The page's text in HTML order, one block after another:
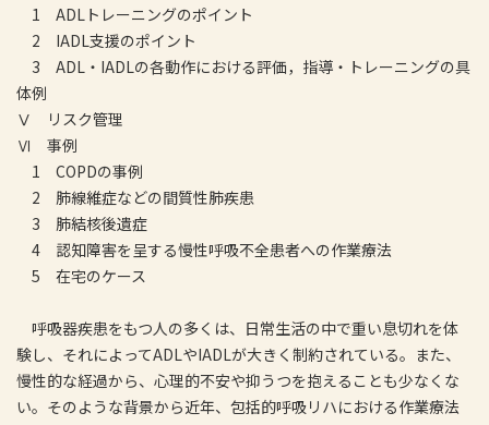
1 ADLトレーニングのポイント
2 IADL支援のポイント
3 ADL・IADLの各動作における評価，指導・トレーニングの具
体例
Ⅴ リスク管理
Ⅵ 事例
1 COPDの事例
2 肺線維症などの間質性肺疾患
3 肺結核後遺症
4 認知障害を呈する慢性呼吸不全患者への作業療法
5 在宅のケース
呼吸器疾患をもつ人の多くは、日常生活の中で重い息切れを体
験し、それによってADLやIADLが大きく制約されている。また、
慢性的な経過から、心理的不安や抑うつを抱えることも少なくな
い。そのような背景から近年、包括的呼吸リハにおける作業療法